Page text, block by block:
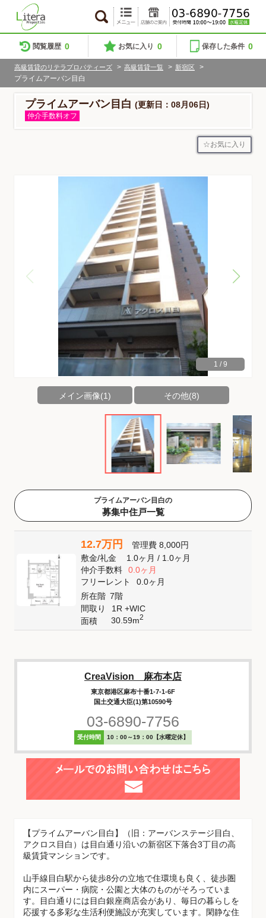
閲覧履歴 0 お気に入り 0 保存した条件 0
高級賃貸のリテラプロパティーズ > 高級賃貸一覧 > 新宿区
>
プライムアーバン目白
プライムアーバン目白 (更新日：08月06日)
仲介手数料オフ
お気に入り
1 / 9
メイン画像(1) その他(8)
プライムアーバン目白の
募集中住戸一覧
12.7万円 管理費 8,000円
敷金/礼金 1.0ヶ月/ 1.0ヶ月
仲介手数料
0.0ヶ月
フリーレント
0.0ヶ月
所在階 7階
間取り
1R +WIC
面積
30.59m2
CreaVision 麻布本店
東京都港区麻布十番1-7-1-6F
国土交通大臣(1)第10590号
03-6890-7756
受付時間 10：00～19：00【水曜定休】
【プライムアーバン目白】（旧：アーバンステージ目白、
アクロス目白）は目白通り沿いの新宿区下落合3丁目の高
級賃貸マンションです。
山手線目白駅から徒歩8分の立地で住環境も良く、徒歩圏
内にスーパー・病院・公園と大体のものがそろっていま
す。目白通りには目白銀座商店会があり、毎日の暮らしを
応援する多彩な生活利便施設が充実しています。閑静な住